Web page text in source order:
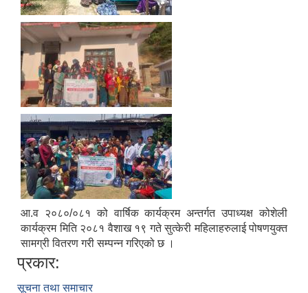
आ.व २०८०/०८१ को वार्षिक कार्यक्रम अन्तर्गत उपाध्यक्ष कोशेली
कार्यक्रम मिति २०८१ वैशाख १९ गते सुत्केरी महिलाहरुलाई पोषणयुक्त
सामग्री वितरण गरी सम्पन्न गरिएको छ ।
प्रकार:
सूचना तथा समाचार